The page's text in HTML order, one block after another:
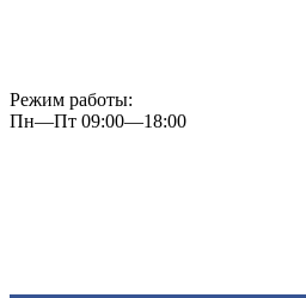
Режим работы:
Пн—Пт 09:00—18:00